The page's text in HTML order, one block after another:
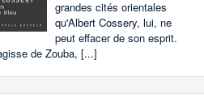
grandes cités orientales
qu'Albert Cossery, lui, ne
peut effacer de son esprit.
de Zouba, [...]